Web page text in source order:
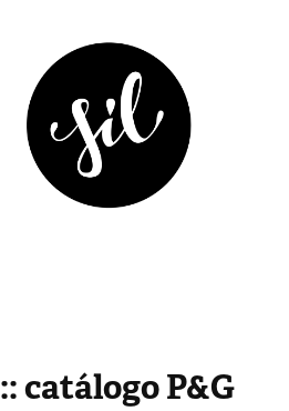
:: catálogo P&G